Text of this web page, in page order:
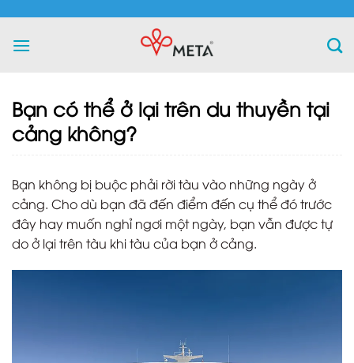
content
Bạn có thể ở lại trên du thuyền tại
cảng không?
Bạn không bị buộc phải rời tàu vào những ngày ở
cảng. Cho dù bạn đã đến điểm đến cụ thể đó trước
đây hay muốn nghỉ ngơi một ngày, bạn vẫn được tự
do ở lại trên tàu khi tàu của bạn ở cảng.